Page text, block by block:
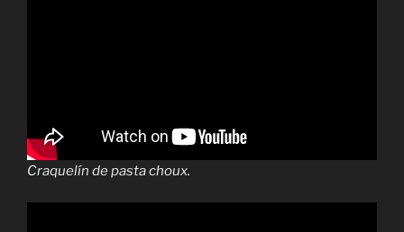
Craquelín de pasta choux.